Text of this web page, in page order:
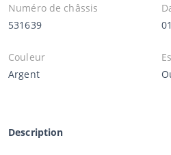
Numéro de châssis
531639
Couleur
Argent
Description